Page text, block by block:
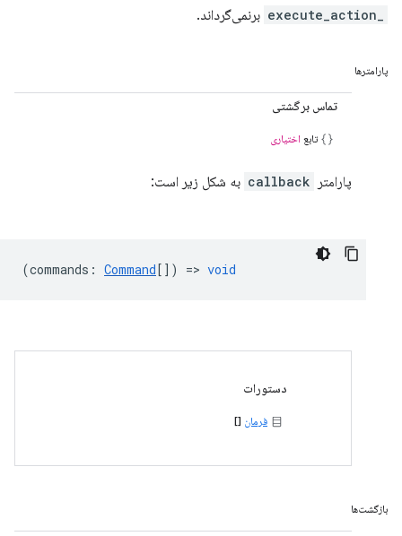
برنمی‌گرداند.
پارامترها
تماس برگشتی
تابع اختیاری
پارامتر callback به شکل زیر است:
(commands : Command[]) => void
دستورات
فرمان []
بازگشت‌ها